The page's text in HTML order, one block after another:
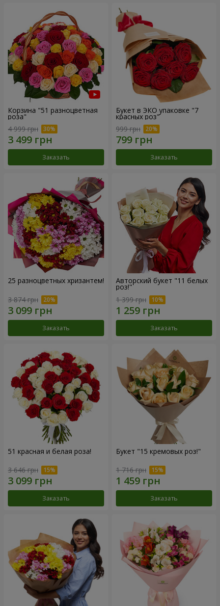
Корзина "51 разноцветная
роза"
4 999 грн
Заказать
Букет в ЭКО упаковке "7
красных роз"
999 грн
Заказать
25 разноцветных хризантем!
3 874 грн
Заказать
Авторский букет "11 белых
роз!"
1 399 грн
Заказать
51 красная и белая роза!
3 646 грн
Заказать
Букет "15 кремовых роз!"
1 716 грн
Заказать